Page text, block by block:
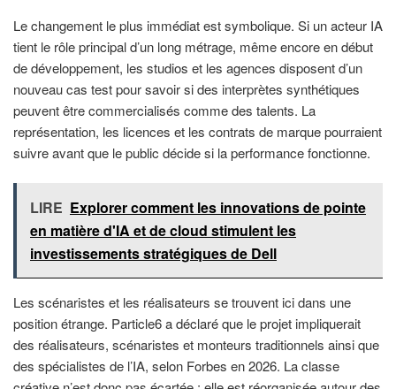
Le changement le plus immédiat est symbolique. Si un acteur IA
tient le rôle principal d’un long métrage, même encore en début
de développement, les studios et les agences disposent d’un
nouveau cas test pour savoir si des interprètes synthétiques
peuvent être commercialisés comme des talents. La
représentation, les licences et les contrats de marque pourraient
suivre avant que le public décide si la performance fonctionne.
LIRE Explorer comment les innovations de pointe
en matière d'IA et de cloud stimulent les
investissements stratégiques de Dell
Les scénaristes et les réalisateurs se trouvent ici dans une
position étrange. Particle6 a déclaré que le projet impliquerait
des réalisateurs, scénaristes et monteurs traditionnels ainsi que
des spécialistes de l’IA, selon Forbes en 2026. La classe